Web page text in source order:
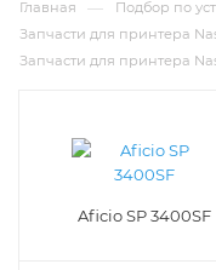
Главная — Подбор по
Запчасти для принтера
Запчасти для принтера
Aficio SP 3400SF